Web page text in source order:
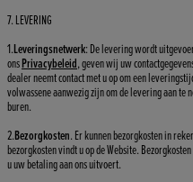
7. LEVERING
1.Leveringsnetwerk: De levering wordt
onsPrivacybeleid, geven wij uw
dealer neemt contact met u op om een
volwassene aanwezig zijn om de levering aan
buren.
2.Bezorgkosten. Er kunnen bezorgkosten in
bezorgkosten vindt u op de Website.
u uw betaling aan ons uitvoert.